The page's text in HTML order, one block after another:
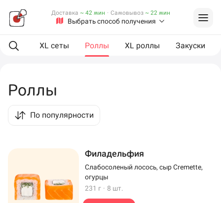
Выбрать способ получения
Доставка ~ 42 мин · Самовывоз ~ 22 мин
еда XL сеты Роллы XL роллы Закуски
Роллы
По популярности
Филадельфия
Слабосоленый лосось, сыр Cremette,
огурцы
231 г · 8 шт.